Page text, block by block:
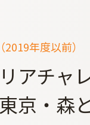
年度以前）
アチャ
京・森